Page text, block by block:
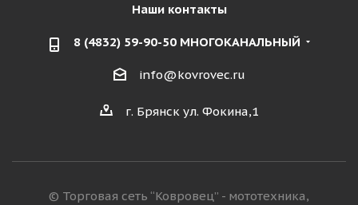
Наши контакты
8 (4832) 59-90-50 МНОГОКАНАЛЬНЫЙ
info@kovrovec.ru
г. Брянск ул. Фокина,1
© Торговая сеть “Ковровец” - мототехника,